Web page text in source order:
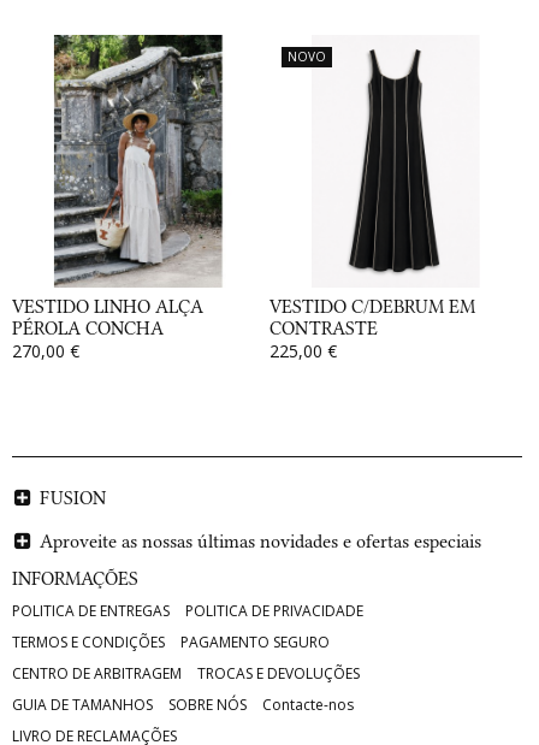
VESTIDO LINHO ALÇA
PÉROLA CONCHA
270,00 €
NOVO
VESTIDO C/DEBRUM EM
CONTRASTE
225,00 €
FUSION
Aproveite as nossas últimas novidades e ofertas especiais
INFORMAÇÕES
POLITICA DE ENTREGAS
POLITICA DE PRIVACIDADE
TERMOS E CONDIÇÕES
PAGAMENTO SEGURO
CENTRO DE ARBITRAGEM
TROCAS E DEVOLUÇÕES
GUIA DE TAMANHOS
SOBRE NÓS
Contacte-nos
LIVRO DE RECLAMAÇÕES